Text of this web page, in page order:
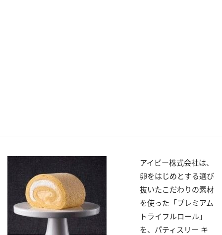
アイビー株式会社は、
卵をはじめとする選び
抜いたこだわりの素材
を使った「プレミアム
トライフルロール」
を、パティスリー キ